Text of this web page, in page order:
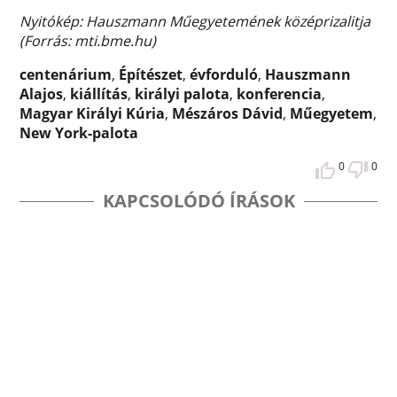
Nyitókép: Hauszmann Műegyetemének középrizalitja
(Forrás: mti.bme.hu)
centenárium, Építészet,évforduló, Hauszmann
Alajos, kiállítás, királyi palota, konferencia,
Magyar Királyi Kúria, Mészáros Dávid, Műegyetem,
New York-palota
0 0
KAPCSOLÓDÓ ÍRÁSOK